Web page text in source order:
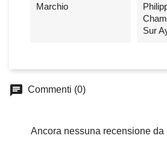
Marchio
Sur
chat Commenti (0)
Ancora nessuna recensione da